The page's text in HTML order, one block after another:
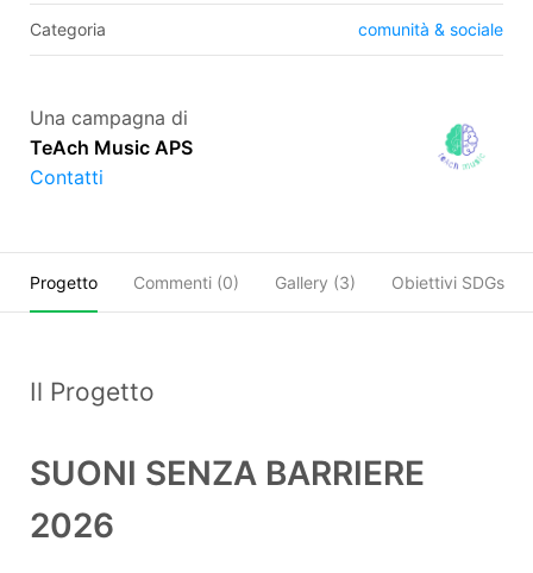
Categoria comunità & sociale
Una campagna di
TeAch Music APS
Contatti
Progetto Commenti (0) Gallery (3) Obiettivi SDGs
Il Progetto
SUONI SENZA BARRIERE
2026